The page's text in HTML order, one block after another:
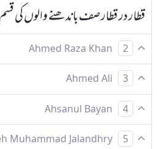
قطار در قطار صف باندھنے والوں کی قسم
2
قسم ان کی کہ باقاعدہ صف باندھیں
3
صف باندھ کر کھڑے ہونے والو ں کی
4
قسم صف باندھنے والے (فرشتوں)
5